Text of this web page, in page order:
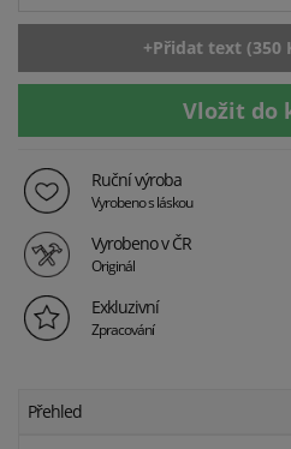
Ruční výroba
Vyrobeno s láskou
Vyrobeno v ČR
Originál
Exkluzivní
Zpracování
Přehled